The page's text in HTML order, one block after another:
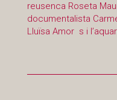
reusenca Roseta
documentalista
Lluïsa Amor s i